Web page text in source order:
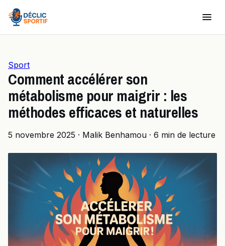
Sport
Comment accélérer son
métabolisme pour maigrir : les
méthodes efficaces et naturelles
5 novembre 2025 · Malik Benhamou · 6 min de lecture